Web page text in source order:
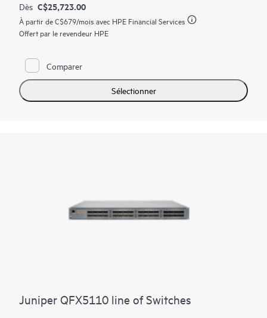
rationalise le déploiement et la gestion de votre fabric de
campus, tandis que Marvis AI simplifie les opérations et
améliore la visibilité sur les performances des appareils
connectés.
Dès C$25,723.00
À partir deC$679/mois avec HPE Financial Services
Offert par le revendeur HPE
Comparer
Sélectionner
Juniper QFX5110 line of Switches